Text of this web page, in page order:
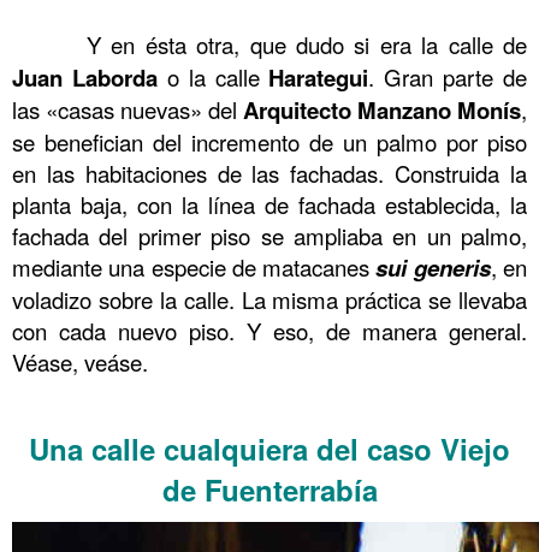
Y en ésta otra, que dudo si era la calle de
Juan Labordao la calle Harategui. Gran parte de
las «casas nuevas» del Arquitecto Manzano Monís,
se benefician del incremento de un palmo por piso
en las habitaciones de las fachadas. Construida la
planta baja, con la línea de fachada establecida, la
fachada del primer piso se ampliaba en un palmo,
mediante una especie de matacanessui generis, en
voladizo sobre la calle. La misma práctica se llevaba
con cada nuevo piso. Y eso, de manera general.
Véase, veáse.
Una calle cualquiera del caso Viejo
de Fuenterrabía